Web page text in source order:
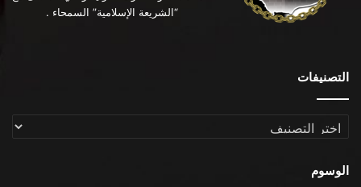
“الشريعة الإسلامية” السمحاء .
التصنيفات
التصنيفات
الوسوم